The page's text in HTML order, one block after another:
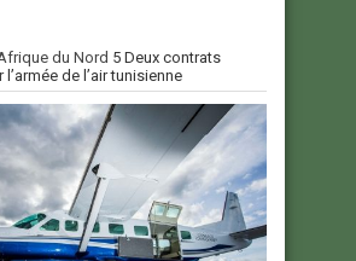
du Nord 5 Deux contrats
de l’air tunisienne